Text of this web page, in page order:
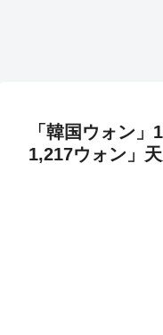
「韓国ウォン
1,217ウォン」